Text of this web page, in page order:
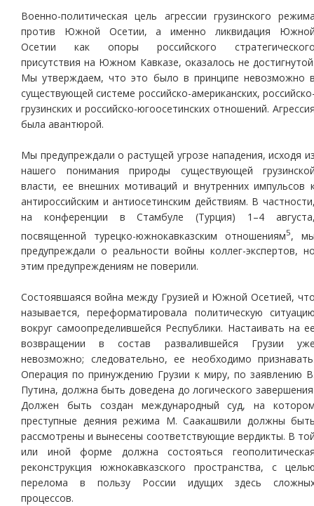
Военно-политическая цель агрессии грузинского
против Южной Осетии, а именно ликвидация
Осетии как опоры российского
присутствия на Южном Кавказе, оказалось не
Мы утверждаем, что это было в принципе невозможно
существующей системе российско-американских,
грузинских и российско-югоосетинских отношений.
была авантюрой.
Мы предупреждали о растущей угрозе нападения, исходя
нашего понимания природы существующей
власти, ее внешних мотиваций и внутренних импульсов
антироссийским и антиосетинским действиям. В
на конференции в Стамбуле (Турция) 1–4
посвященной турецко-южнокавказским отношениям5,
предупреждали о реальности войны коллег-экспертов,
этим предупреждениям не поверили.
Состоявшаяся война между Грузией и Южной Осетией,
называется, переформатировала политическую
вокруг самоопределившейся Республики. Настаивать на
возвращении в состав развалившейся Грузии
невозможно; следовательно, ее необходимо
Операция по принуждению Грузии к миру, по заявлению
Путина, должна быть доведена до логического
Должен быть создан международный суд, на
преступные деяния режима М. Саакашвили должны
рассмотрены и вынесены соответствующие вердикты. В
или иной форме должна состояться
реконструкция южнокавказского пространства, с
перелома в пользу России идущих здесь
процессов.